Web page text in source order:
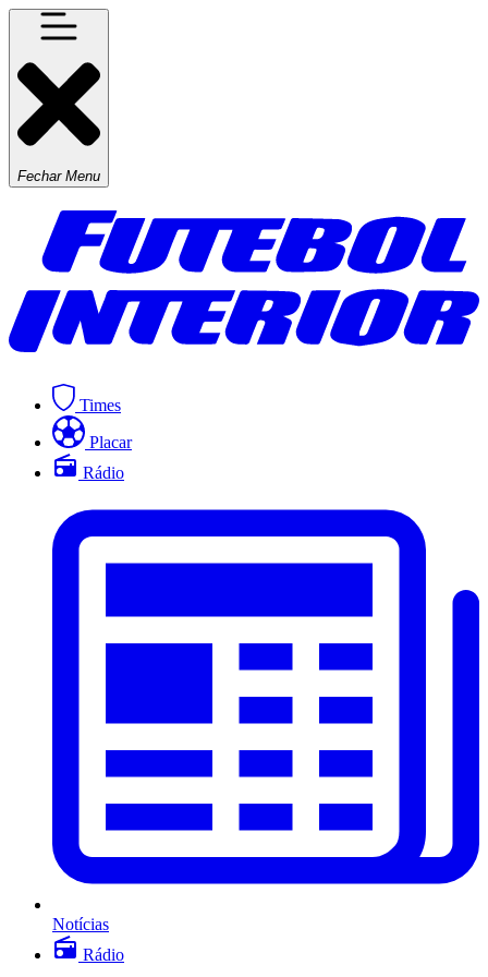
Fechar Menu
Times
Placar
Rádio
Notícias
Rádio